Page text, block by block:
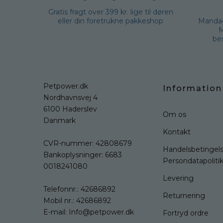
Gratis fragt over 399 kr. lige til døren
eller din foretrukne pakkeshop
Petpower.dk
Nordhavnsvej 4
6100 Haderslev
Danmark
CVR-nummer: 42808679
Bankoplysninger: 6683
0018241080
Telefonnr.: 42686892
Mobil nr.: 42686892
E-mail: Info@petpower.dk
Information
Om os
Kontakt
Persondatapolitik
Levering
Returnering
Fortryd ordre